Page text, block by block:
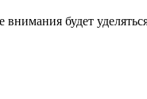
будет